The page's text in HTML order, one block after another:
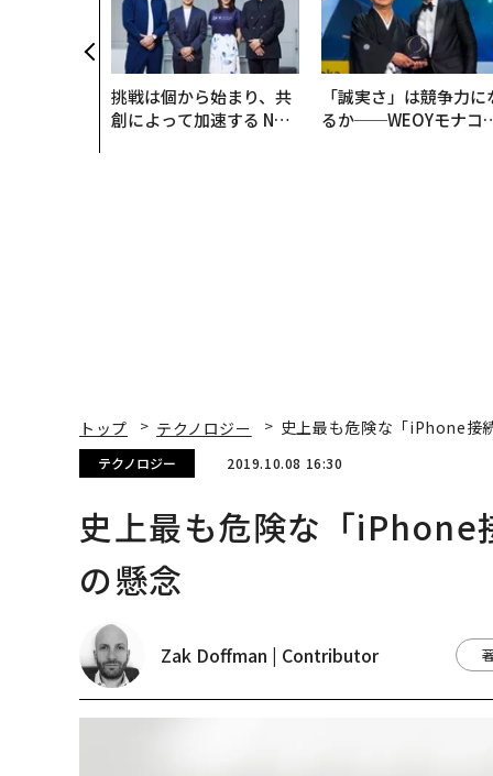
挑戦は個から始まり、共
創によって加速する NOR
「誠実さ」は競争力に
るか──WEOYモナコ
トップ テクノロジー 史上最も危険な「iPhone接
テクノロジー 2019.10.08 16:30
史上最も危険な「iPhone
の懸念
Zak Doffman | Contributor